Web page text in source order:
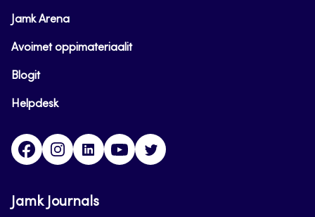
Jamk Arena
Avoimet oppimateriaalit
Blogit
Helpdesk
FacebookInstagram
LinkedInYoutube
Jamk Journals